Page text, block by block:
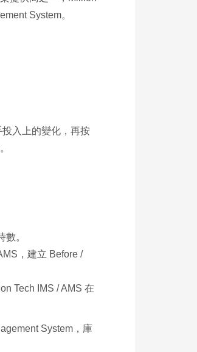
System。​
入上的變化，再按
。
，建立 Before /
Tech IMS / AMS 在
System，庫